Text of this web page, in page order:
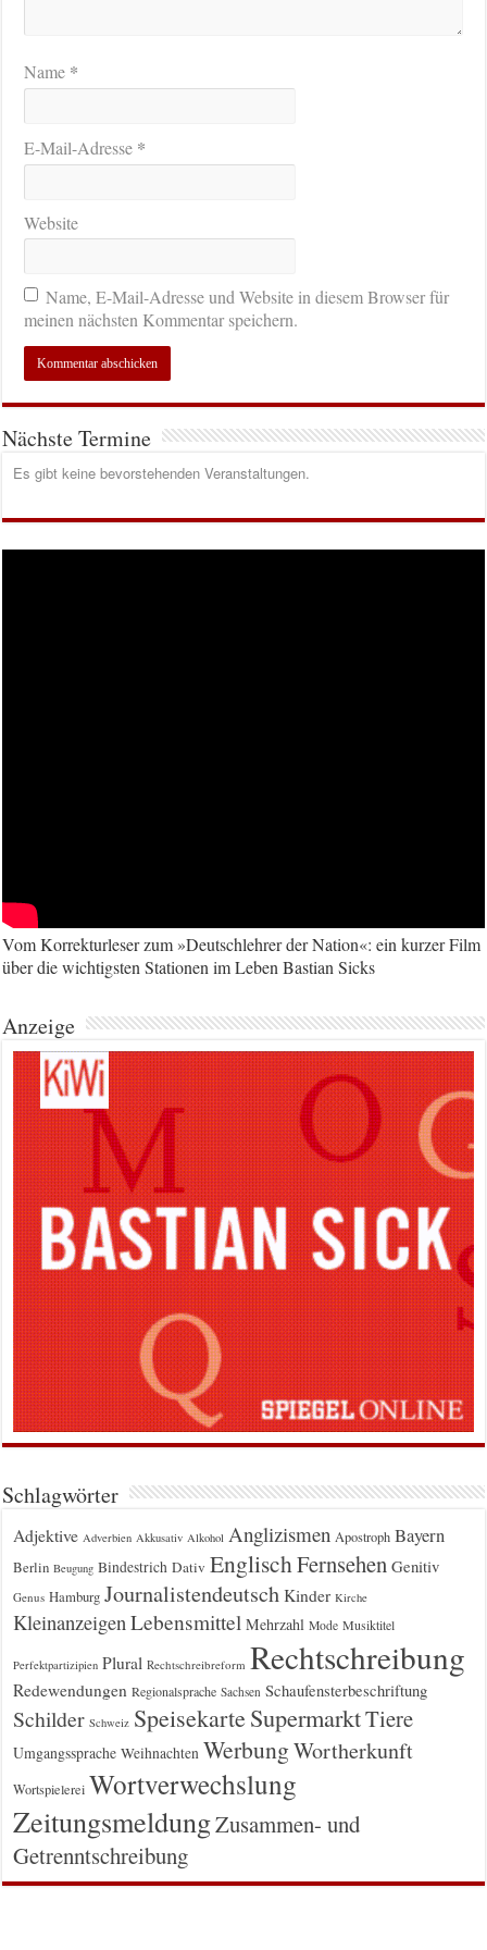
Name *
E-Mail-Adresse *
Website
Name, E-Mail-Adresse und Website in diesem Browser für
meinen nächsten Kommentar speichern.
Nächste Termine
Es gibt keine bevorstehenden Veranstaltungen.
Vom Korrekturleser zum »Deutschlehrer der Nation«: ein kurzer Film
über die wichtigsten Stationen im Leben Bastian Sicks
Anzeige
Schlagwörter
Adjektive Adverbien Akkusativ Alkohol Anglizismen Apostroph Bayern
Berlin Beugung Bindestrich Dativ EnglischFernsehen Genitiv
Genus Hamburg Journalistendeutsch Kinder Kirche
KleinanzeigenLebensmittel Mehrzahl Mode Musiktitel
Perfektpartizipien Plural Rechtschreibreform Rechtschreibung
Redewendungen Regionalsprache Sachsen Schaufensterbeschriftung
Schilder Schweiz Speisekarte SupermarktTiere
Umgangssprache Weihnachten WerbungWortherkunft
Wortspielerei Wortverwechslung
ZeitungsmeldungZusammen- und
Getrenntschreibung